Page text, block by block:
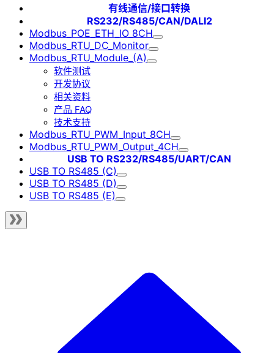
有线通信/接口转换
RS232/RS485/CAN/DALI2
Modbus_POE_ETH_IO_8CH
Modbus_RTU_DC_Monitor
Modbus_RTU_Module_(A)
软件测试
开发协议
相关资料
产品 FAQ
技术支持
Modbus_RTU_PWM_Input_8CH
Modbus_RTU_PWM_Output_4CH
USB TO RS232/RS485/UART/CAN
USB TO RS485 (C)
USB TO RS485 (D)
USB TO RS485 (E)